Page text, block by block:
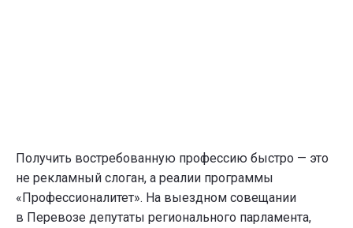
Получить востребованную профессию быстро — это
не рекламный слоган, а реалии программы
«Профессионалитет». На выездном совещании
в Перевозе депутаты регионального парламента,